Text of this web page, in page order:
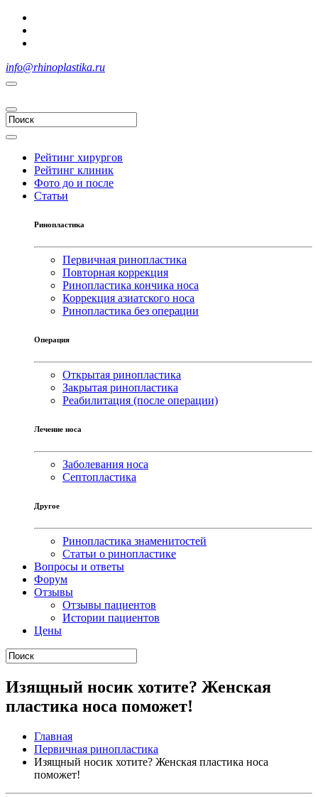
info@rhinoplastika.ru
Рейтинг хирургов
Рейтинг клиник
Фото до и после
Статьи
Ринопластика
Первичная ринопластика
Повторная коррекция
Ринопластика кончика носа
Коррекция азиатского носа
Ринопластика без операции
Операция
Открытая ринопластика
Закрытая ринопластика
Реабилитация (после операции)
Лечение носа
Заболевания носа
Септопластика
Другое
Ринопластика знаменитостей
Статьи о ринопластике
Вопросы и ответы
Форум
Отзывы
Отзывы пациентов
Истории пациентов
Цены
Изящный носик хотите? Женская
пластика носа поможет!
Главная
Первичная ринопластика
Изящный носик хотите? Женская пластика носа
поможет!